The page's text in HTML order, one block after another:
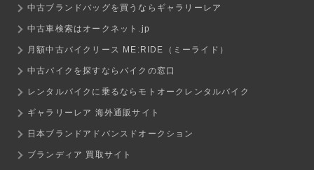
中古ブランドバッグを買うならギャラリーレア
中古車検索はオークネット.jp
月額中古バイクリース ME:RIDE（ミーライド）
中古バイクを探すならバイクの窓口
レンタルバイクに乗るならモトオークレンタルバイク
ギャラリーレア 海外通販サイト
日本ブランドアドバンスドオークション
ブランディア 買取サイト